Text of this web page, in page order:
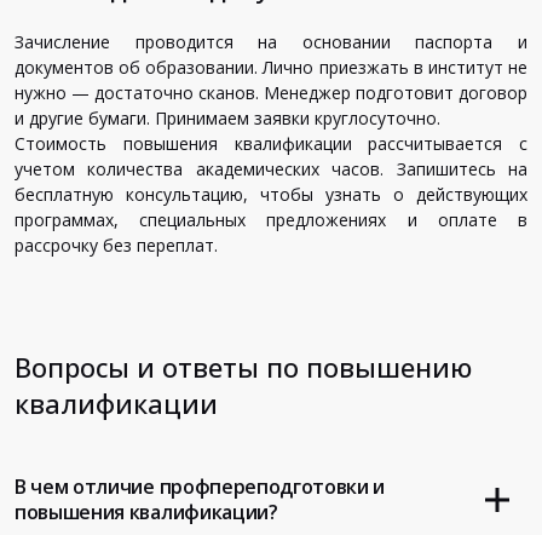
Зачисление проводится на основании паспорта и
документов об образовании. Лично приезжать в институт не
нужно — достаточно сканов. Менеджер подготовит договор
и другие бумаги. Принимаем заявки круглосуточно.
Стоимость повышения квалификации рассчитывается с
учетом количества академических часов. Запишитесь на
бесплатную консультацию, чтобы узнать о действующих
программах, специальных предложениях и оплате в
рассрочку без переплат.
Вопросы и ответы по повышению
квалификации
В чем отличие профпереподготовки и
повышения квалификации?